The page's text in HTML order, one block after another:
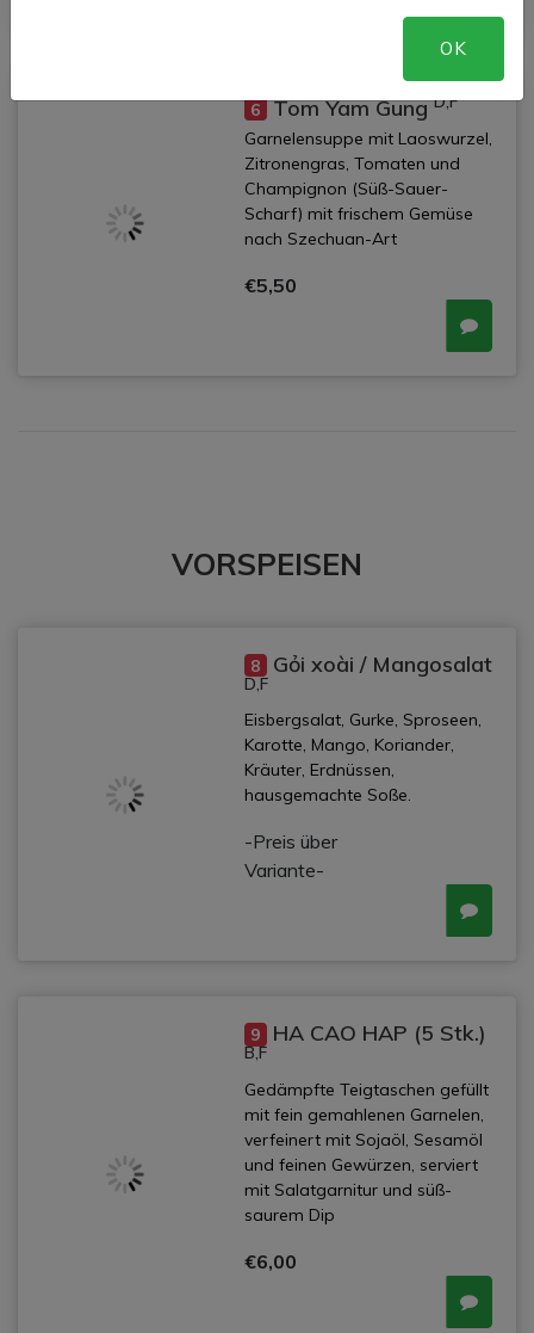
6 Tom Yam GungD,F
Garnelensuppe mit Laoswurzel,
Zitronengras, Tomaten und
Champignon (Süß-Sauer-
Scharf) mit frischem Gemüse
nach Szechuan-Art
€5,50
VORSPEISEN
8 Gỏi xoài / Mangosalat
D,F
Eisbergsalat, Gurke, Sproseen,
Karotte, Mango, Koriander,
Kräuter, Erdnüssen,
hausgemachte Soße.
-Preis über
Variante-
9 HA CAO HAP (5 Stk.)
B,F
Gedämpfte Teigtaschen gefüllt
mit fein gemahlenen Garnelen,
verfeinert mit Sojaöl, Sesamöl
und feinen Gewürzen, serviert
mit Salatgarnitur und süß-
saurem Dip
€6,00
OK